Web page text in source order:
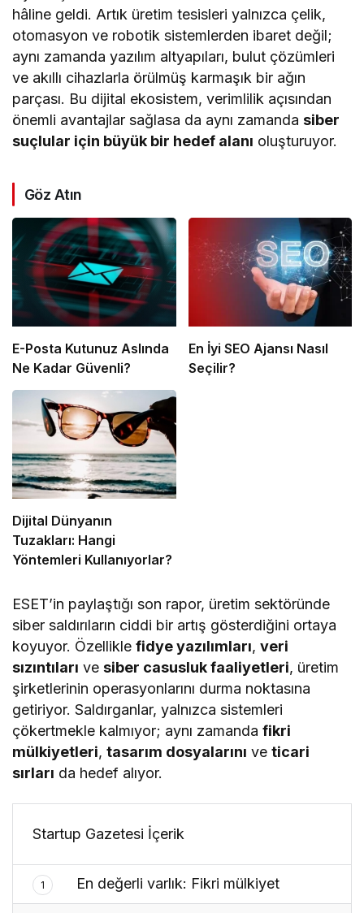
hâline geldi. Artık üretim tesisleri yalnızca çelik,
otomasyon ve robotik sistemlerden ibaret değil;
aynı zamanda yazılım altyapıları, bulut çözümleri
ve akıllı cihazlarla örülmüş karmaşık bir ağın
parçası. Bu dijital ekosistem, verimlilik açısından
önemli avantajlar sağlasa da aynı zamandasiber
suçlular için büyük bir hedef alanı oluşturuyor.
Göz Atın
E-Posta Kutunuz Aslında
Ne Kadar Güvenli?
En İyi SEO Ajansı Nasıl
Seçilir?
Dijital Dünyanın
Tuzakları: Hangi
Yöntemleri Kullanıyorlar?
ESET’in paylaştığı son rapor, üretim sektöründe
siber saldırıların ciddi bir artış gösterdiğini ortaya
koyuyor. Özelliklefidye yazılımları,veri
sızıntıları vesiber casusluk faaliyetleri, üretim
şirketlerinin operasyonlarını durma noktasına
getiriyor. Saldırganlar, yalnızca sistemleri
çökertmekle kalmıyor; aynı zamandafikri
mülkiyetleri,tasarım dosyalarını veticari
sırları da hedef alıyor.
Startup Gazetesi İçerik
1 En değerli varlık: Fikri mülkiyet